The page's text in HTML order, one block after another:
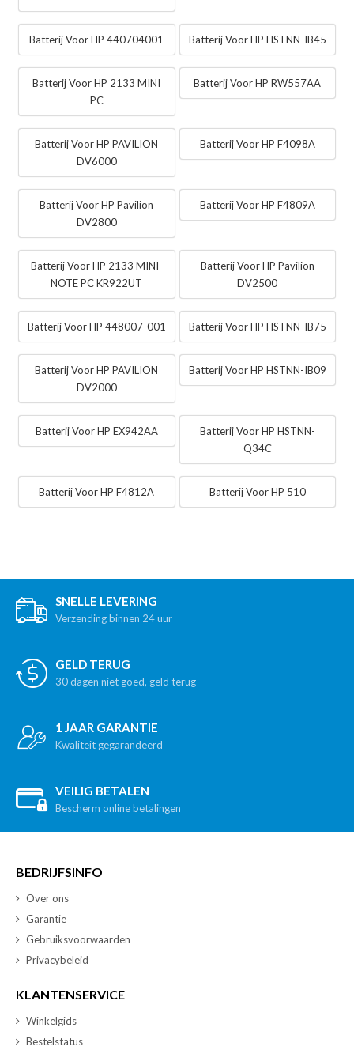
Batterij Voor HP 440704001 Batterij Voor HP HSTNN-IB45
Batterij Voor HP 2133 MINI
PC
Batterij Voor HP RW557AA
Batterij Voor HP PAVILION
DV6000
Batterij Voor HP F4098A
Batterij Voor HP Pavilion
DV2800
Batterij Voor HP F4809A
Batterij Voor HP 2133 MINI-
NOTE PC KR922UT
Batterij Voor HP Pavilion
DV2500
Batterij Voor HP 448007-001 Batterij Voor HP HSTNN-IB75
Batterij Voor HP PAVILION
DV2000
Batterij Voor HP HSTNN-IB09
Batterij Voor HP EX942AA
Batterij Voor HP HSTNN-
Q34C
Batterij Voor HP F4812A Batterij Voor HP 510
SNELLE LEVERING
Verzending binnen 24 uur
GELD TERUG
30 dagen niet goed, geld terug
1 JAAR GARANTIE
Kwaliteit gegarandeerd
VEILIG BETALEN
Bescherm online betalingen
BEDRIJFSINFO
Over ons
Garantie
Gebruiksvoorwaarden
Privacybeleid
KLANTENSERVICE
Winkelgids
Bestelstatus